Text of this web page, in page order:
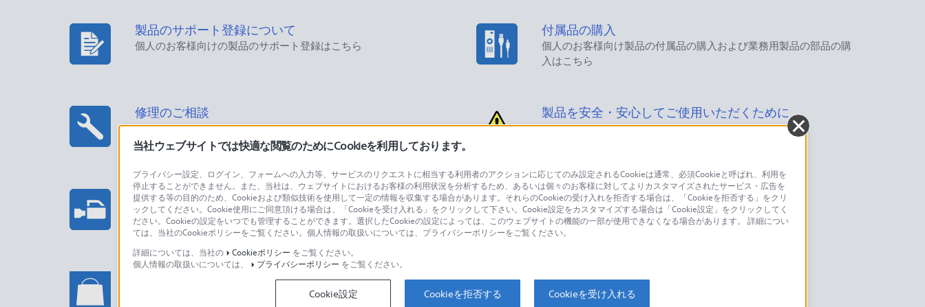
製品のサポート登録について
個人のお客様向けの製品のサポート登録はこちら
付属品の購入
個人のお客様向け製品の付属品の購入および業務用製品の部品の購
入はこちら
修理のご相談 製品を安全・安心してご使用いただくために
プロフェッショナル/業務用製品に関するお問い合わせ
法人のお客様はこちら
製品に関するお問い合わせ
個人のお客様はこちら
ソニーストアでのお買い物に関するご利用ガイド・お問
海外仕様製品
オーバーシーズモデルに関してのご案内はこちら
当社ウェブサイトでは快適な閲覧のためにCookieを利用しております。
プライバシー設定、ログイン、フォームへの入力等、サービスのリクエストに相当する利用者のアクションに応じてのみ設定されるCookieは通常、必須Cookieと呼ばれ、利用を
停止することができません。また、当社は、ウェブサイトにおけるお客様の利用状況を分析するため、あるいは個々のお客様に対してよりカスタマイズされたサービス・広告を
提供する等の目的のため、Cookieおよび類似技術を使用して一定の情報を収集する場合があります。それらのCookieの受け入れを拒否する場合は、「Cookieを拒否する」をクリ
ックしてください。Cookie使用にご同意頂ける場合は、「Cookieを受け入れる」をクリックして下さい。Cookie設定をカスタマイズする場合は「Cookie設定」をクリックしてく
ださい。Cookieの設定をいつでも管理することができます。選択したCookieの設定によっては、このウェブサイトの機能の一部が使用できなくなる場合があります。 詳細につい
ては、当社のCookieポリシーをご覧ください。個人情報の取扱いについては、プライバシーポリシーをご覧ください。
詳細については、当社の
Cookieポリシー をご覧ください。
個人情報の取扱いについては、
プライバシーポリシー をご覧ください。
Cookie設定 Cookieを拒否する Cookieを受け入れる